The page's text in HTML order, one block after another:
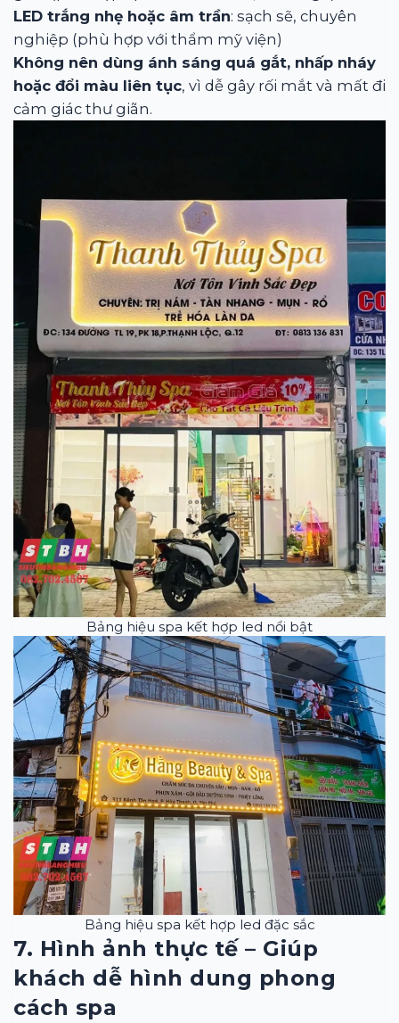
LED trắng nhẹ hoặc âm trần: sạch sẽ, chuyên
nghiệp (phù hợp với thẩm mỹ viện)
Không nên dùng ánh sáng quá gắt, nhấp nháy
hoặc đổi màu liên tục, vì dễ gây rối mắt và mất đi
cảm giác thư giãn.
Bảng hiệu spa kết hợp led nổi bật
Bảng hiệu spa kết hợp led đặc sắc
7. Hình ảnh thực tế – Giúp
khách dễ hình dung phong
cách spa